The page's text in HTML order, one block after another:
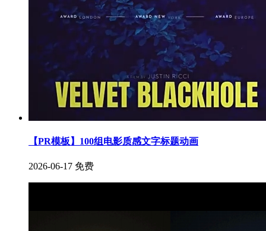
【PR模板】100组电影质感文字标题动画
2026-06-17 免费